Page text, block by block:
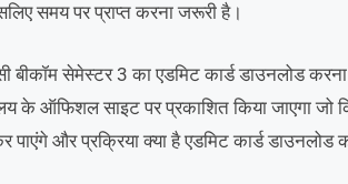
समय पर प्राप्त करना जरूरी है।
बीकॉम सेमेस्टर 3 का एडमिट कार्ड डाउनलोड
के ऑफिशल साइट पर प्रकाशित किया जाएगा
पाएंगे और प्रक्रिया क्या है एडमिट कार्ड